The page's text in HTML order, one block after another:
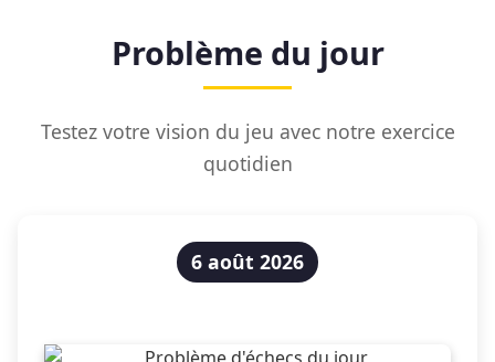
Problème du jour
Testez votre vision du jeu avec notre exercice
quotidien
6 août 2026